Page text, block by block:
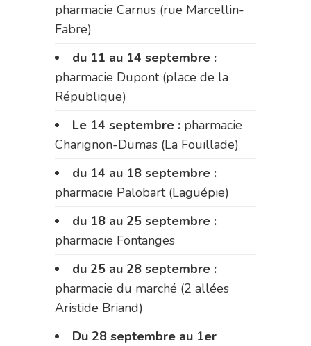
pharmacie Carnus (rue Marcellin-
Fabre)
du 11 au 14 septembre :
pharmacie Dupont (place de la
République)
Le 14 septembre : pharmacie
Charignon-Dumas (La Fouillade)
du 14 au 18 septembre :
pharmacie Palobart (Laguépie)
du 18 au 25 septembre :
pharmacie Fontanges
du 25 au 28 septembre :
pharmacie du marché (2 allées
Aristide Briand)
Du 28 septembre au 1er